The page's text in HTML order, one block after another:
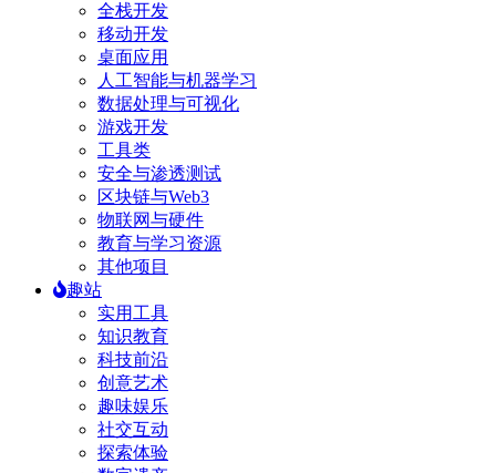
全栈开发
移动开发
桌面应用
人工智能与机器学习
数据处理与可视化
游戏开发
工具类
安全与渗透测试
区块链与Web3
物联网与硬件
教育与学习资源
其他项目
趣站
实用工具
知识教育
科技前沿
创意艺术
趣味娱乐
社交互动
探索体验